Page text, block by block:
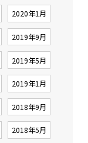
2020年1月
2019年9月
2019年5月
2019年1月
2018年9月
2018年5月